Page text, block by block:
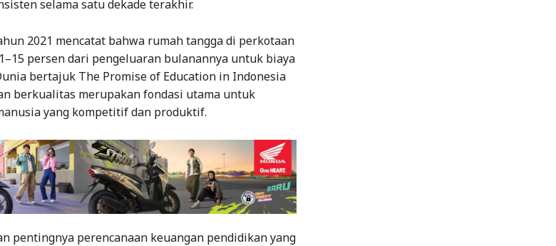
selama satu dekade terakhir.
2021 mencatat bahwa rumah tangga di perkotaan
persen dari pengeluaran bulanannya untuk biaya
bertajuk The Promise of Education in Indonesia
berkualitas merupakan fondasi utama untuk
yang kompetitif dan produktif.
pentingnya perencanaan keuangan pendidikan yang